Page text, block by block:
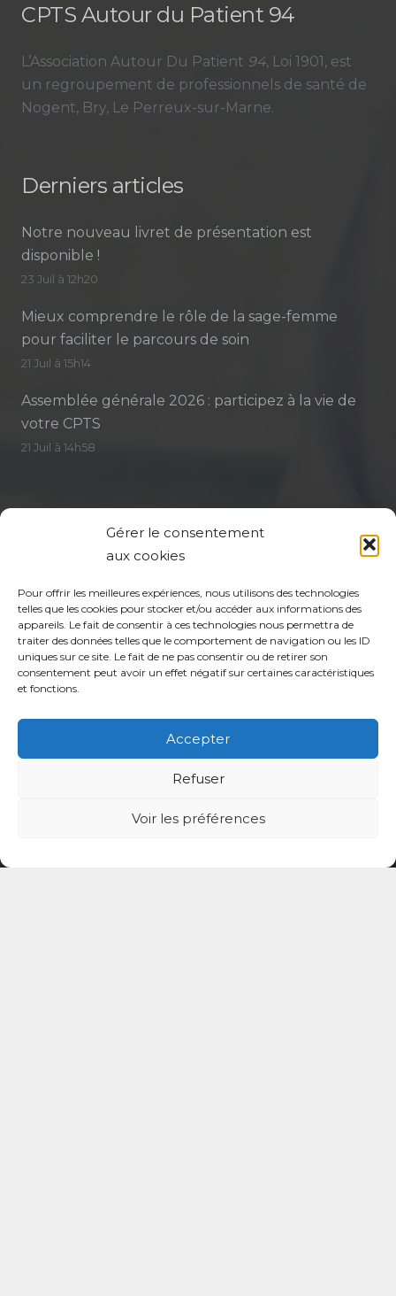
Gérer le consentement
aux cookies
Pour offrir les meilleures expériences, nous utilisons des technologies
telles que les cookies pour stocker et/ou accéder aux informations des
appareils. Le fait de consentir à ces technologies nous permettra de
traiter des données telles que le comportement de navigation ou les ID
uniques sur ce site. Le fait de ne pas consentir ou de retirer son
consentement peut avoir un effet négatif sur certaines caractéristiques
et fonctions.
Accepter
Refuser
Voir les préférences
CPTS Autour du Patient 94
L’Association Autour Du Patient 94, Loi 1901, est
un regroupement de professionnels de santé de
Nogent, Bry, Le Perreux-sur-Marne.
Derniers articles
Notre nouveau livret de présentation est
disponible !
23 Juil à 12h20
Mieux comprendre le rôle de la sage-femme
pour faciliter le parcours de soin
21 Juil à 15h14
Assemblée générale 2026 : participez à la vie de
votre CPTS
21 Juil à 14h58
+33 6 27 84 93 26
4 place du Général Leclerc 94130 Nogent-
sur-Marne